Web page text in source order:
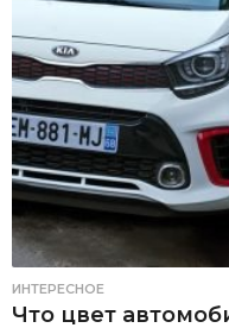
ИНТЕРЕСНОЕ
Что цвет